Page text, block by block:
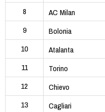
8
AC Milan
9
Bolonia
10
Atalanta
11
Torino
12
Chievo
13
Cagliari